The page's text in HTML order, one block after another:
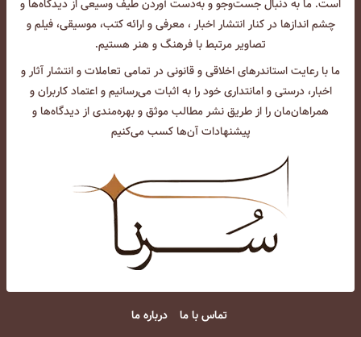
است. ما به دنبال جست‌و‌جو و به‌دست آوردن طیف وسیعی از دیدگاه‌ها و
چشم انداز‌ها در کنار انتشار اخبار ، معرفی و ارائه کتب، موسیقی، فیلم و
تصاویر مرتبط با فرهنگ و هنر هستیم.
ما با رعایت استاندرهای اخلاقی و قانونی در تمامی تعاملات و انتشار آثار و
اخبار، درستی و امانتداری خود را به اثبات می‌رسانیم و اعتماد کاربران و
همراهان‌مان را از طریق نشر مطالب موثق و بهره‌مندی از دیدگاه‌ها و
پیشنهادات آن‌ها کسب می‌کنیم
تماس با ما درباره ما